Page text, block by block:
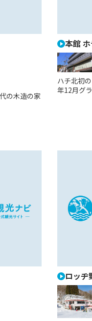
の木造の家
本館
ハチ北初
年12月グ
ロッヂ